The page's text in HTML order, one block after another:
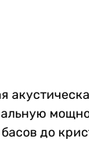
басов до